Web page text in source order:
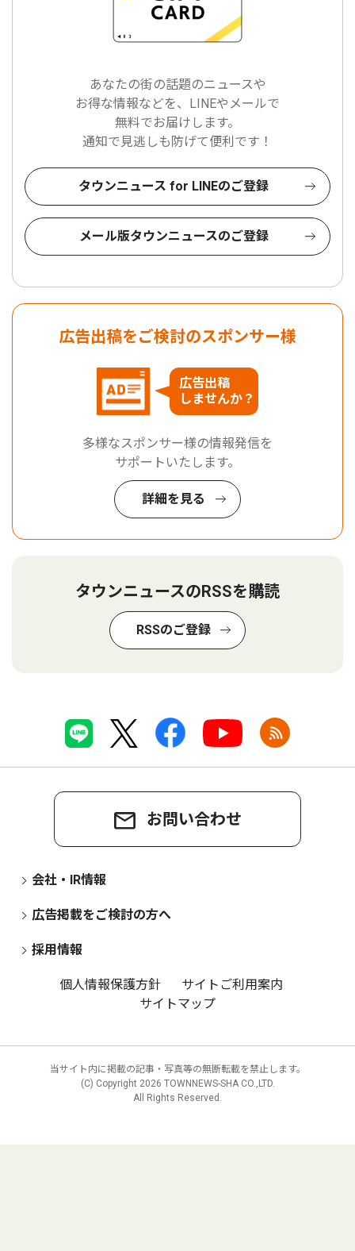
あなたの街の話題のニュースや
お得な情報などを、LINEやメールで
無料でお届けします。
通知で見逃しも防げて便利です！
タウンニュース for LINEのご登録
メール版タウンニュースのご登録
広告出稿をご検討のスポンサー様
広告出稿
しませんか？
多様なスポンサー様の情報発信を
サポートいたします。
詳細を見る
タウンニュースのRSSを購読
RSSのご登録
お問い合わせ
会社・IR情報
広告掲載をご検討の方へ
採用情報
個人情報保護方針
サイトご利用案内
サイトマップ
当サイト内に掲載の記事・写真等の無断転載を禁止します。
(C) Copyright 2026 TOWNNEWS-SHA CO.,LTD.
All Rights Reserved.